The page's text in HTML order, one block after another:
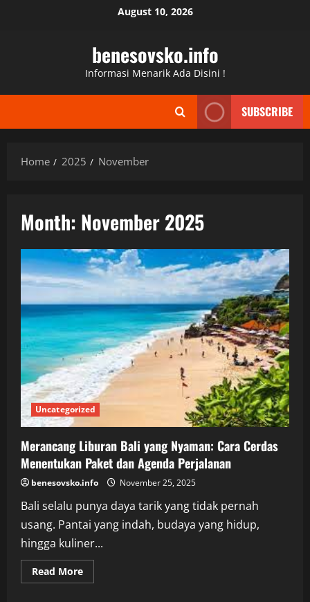
August 10, 2026
benesovsko.info
Informasi Menarik Ada Disini !
SUBSCRIBE
Home 2025 November
Month: November 2025
Uncategorized
Merancang Liburan Bali yang Nyaman: Cara Cerdas
Menentukan Paket dan Agenda Perjalanan
benesovsko.info November 25, 2025
Bali selalu punya daya tarik yang tidak pernah
usang. Pantai yang indah, budaya yang hidup,
hingga kuliner...
Read MoreRead
more